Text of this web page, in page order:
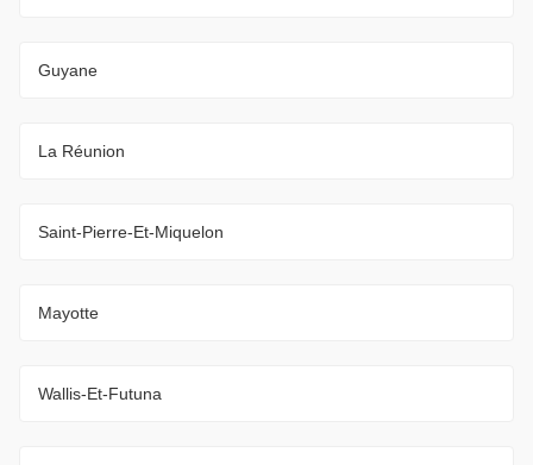
Guyane
La Réunion
Saint-Pierre-Et-Miquelon
Mayotte
Wallis-Et-Futuna